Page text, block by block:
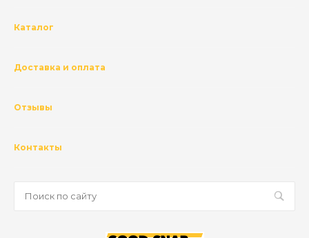
Каталог
Доставка и оплата
Отзывы
Контакты